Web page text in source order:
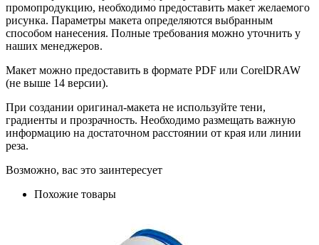
промопродукцию, необходимо предоставить макет желаемого
рисунка. Параметры макета определяются выбранным
способом нанесения. Полные требования можно уточнить у
наших менеджеров.
Макет можно предоставить в формате PDF или CorelDRAW
(не выше 14 версии).
При создании оригинал-макета не используйте тени,
градиенты и прозрачность. Необходимо размещать важную
информацию на достаточном расстоянии от края или линии
реза.
Возможно, вас это заинтересует
Похожие товары